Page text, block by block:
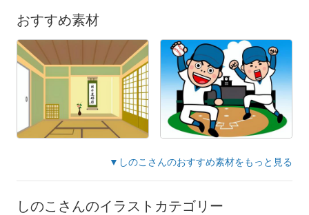
おすすめ素材
▼しのこさんのおすすめ素材をもっと見る
しのこさんのイラストカテゴリー